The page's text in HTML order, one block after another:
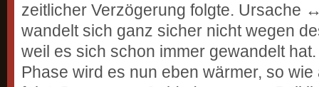
zeitlicher Verzögerung folgte. Ursache
wandelt sich ganz sicher nicht wegen
weil es sich schon immer gewandelt
Phase wird es nun eben wärmer, so